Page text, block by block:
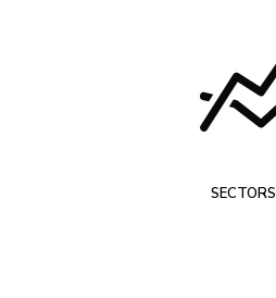
SECTORS